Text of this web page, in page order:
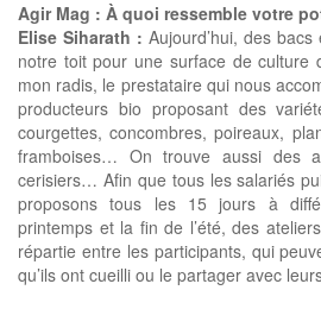
Agir Mag : À quoi ressemble votre
Elise Siharath : Aujourd’hui, des
notre toit pour une surface de culture
mon radis, le prestataire qui nous
producteurs bio proposant des
courgettes, concombres, poireaux,
framboises… On trouve aussi des
cerisiers… Afin que tous les salariés
proposons tous les 15 jours à
printemps et la fin de l’été, des
répartie entre les participants, qui
qu’ils ont cueilli ou le partager avec